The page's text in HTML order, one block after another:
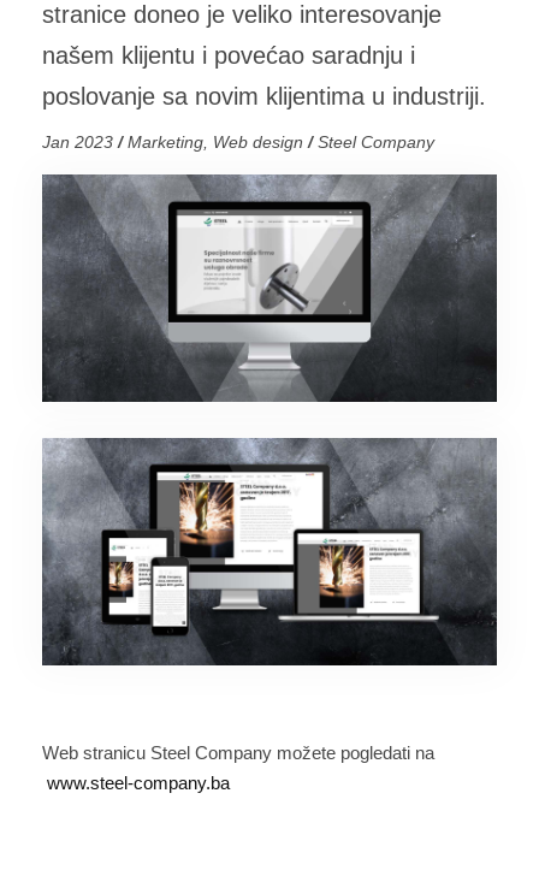
stranice doneo je veliko interesovanje
našem klijentu i povećao saradnju i
poslovanje sa novim klijentima u industriji.
Jan 2023 /Marketing, Web design /Steel Company
Web stranicu Steel Company možete pogledati na
www.steel-company.ba